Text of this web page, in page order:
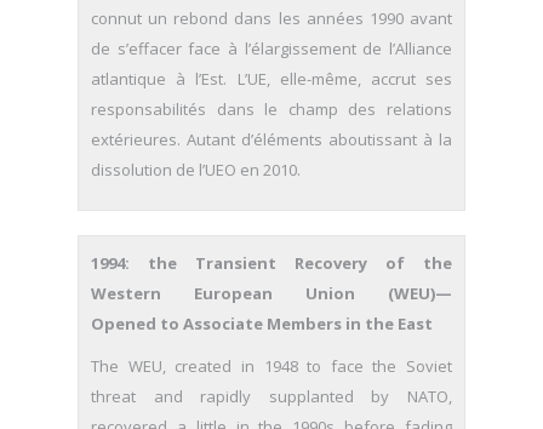
connut un rebond dans les années 1990 avant
de s’effacer face à l’élargissement de l’Alliance
atlantique à l’Est. L’UE, elle-même, accrut ses
responsabilités dans le champ des relations
extérieures. Autant d’éléments aboutissant à la
dissolution de l’UEO en 2010.
1994: the Transient Recovery of the
Western European Union (WEU)—
Opened to Associate Members in the East
The WEU, created in 1948 to face the Soviet
threat and rapidly supplanted by NATO,